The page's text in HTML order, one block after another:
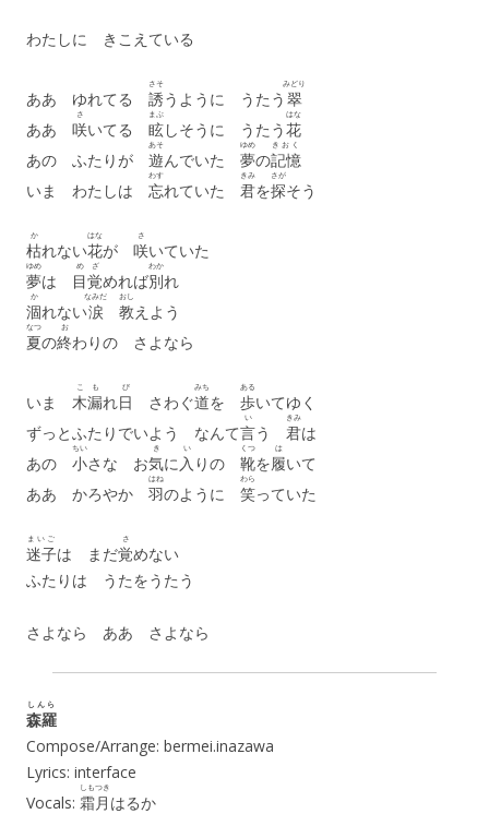
わたしに きこえている
ああ ゆれてる 誘
さそ
うように うたう 翠
みどり
ああ 咲
さ
いてる 眩
まぶ
しそうに うたう花
はな
あの ふたりが 遊
あそ
んでいた 夢
ゆめ
の記憶
きおく
いま わたしは 忘
わす
れていた 君
きみ
を探
さが
そう
枯
か
れない花
はな
が 咲
さ
いていた
夢
ゆめ
は 目
め
覚
ざ
めれば別
わか
れ
涸
か
れない涙
なみだ
教
おし
えよう
夏
なつ
の終
お
わりの さよなら
いま 木
こ
漏
も
れ日
び
さわぐ道
みち
を 歩
ある
いてゆく
ずっとふたりでいよう なんて言
い
う 君
きみ
は
あの 小
ちい
さな お気
き
に入
い
りの 靴
くつ
を履
は
いて
ああ かろやか 羽
はね
のように 笑
わら
っていた
迷子
まいご
は まだ覚
さ
めない
ふたりは うたをうたう
さよなら ああ さよなら
森羅
しんら
Compose/Arrange: bermei.inazawa
Lyrics: interface
Vocals: 霜月
しもつき
はるか